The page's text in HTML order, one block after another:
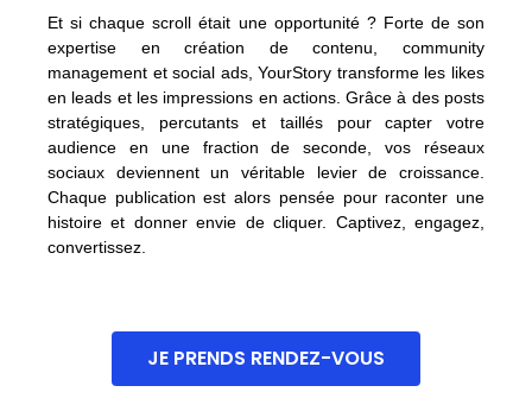
Et si chaque scroll était une opportunité ? Forte de son
expertise en création de contenu, community
management et social ads, YourStory transforme les likes
en leads et les impressions en actions. Grâce à des posts
stratégiques, percutants et taillés pour capter votre
audience en une fraction de seconde, vos réseaux
sociaux deviennent un véritable levier de croissance.
Chaque publication est alors pensée pour raconter une
histoire et donner envie de cliquer. Captivez, engagez,
convertissez.
JE PRENDS RENDEZ-VOUS